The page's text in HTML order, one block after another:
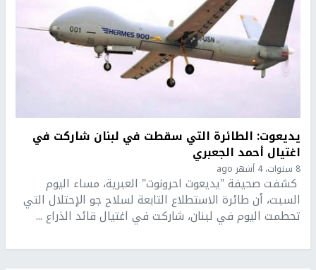
يديعوت: الطائرة التي سقطت في لبنان شاركت في
اغتيال أحمد الجعبري
8 سنوات، 4 أشهر ago
كشفت صحيفة "يديعوت احرونوت" العبرية، مساء اليوم
السبت، أن طائرة الاستطلاع التابعة لسلاح جو الإحتلال التي
تحطمت اليوم في لبنان، شاركت في اغتيال قائد الذراع ...